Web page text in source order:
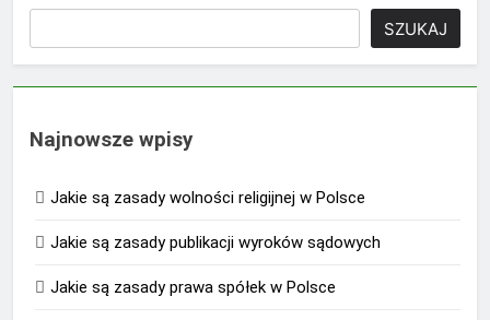
SZUKAJ
Najnowsze wpisy
Jakie są zasady wolności religijnej w Polsce
Jakie są zasady publikacji wyroków sądowych
Jakie są zasady prawa spółek w Polsce